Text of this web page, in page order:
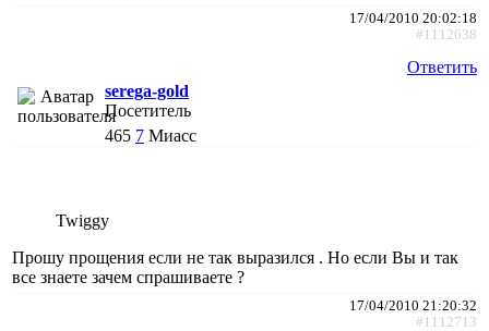
17/04/2010 20:02:18
#1112638
Ответить
serega-gold
Посетитель
465 7 Миасс
Twiggy
Прошу прощения если не так выразился . Но если Вы и так
все знаете зачем спрашиваете ?
17/04/2010 21:20:32
#1112713